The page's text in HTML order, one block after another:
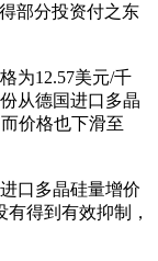
部分投资付之东
为12.57美元/千
从德国进口多晶
价格也下滑至
口多晶硅量增价
得到有效抑制，